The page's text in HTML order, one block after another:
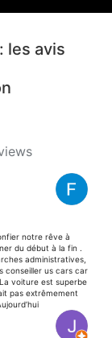
les avis
notre rêve à
du début à la fin .
administratives,
conseiller us cars car
voiture est superbe
pas extrêmement